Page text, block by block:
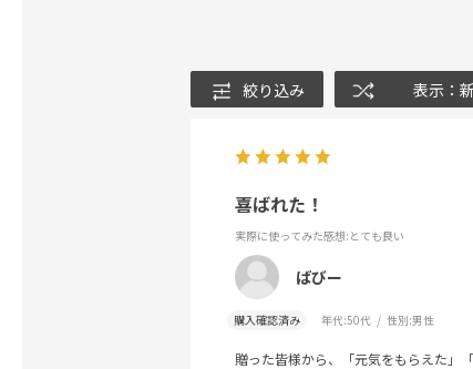
絞り込み 表示：
喜ばれた！
実際に使ってみた感想:とても良い
ばびー
購入確認済み 年代:50代 性別:男性
贈った皆様から、「元気をもらえた」